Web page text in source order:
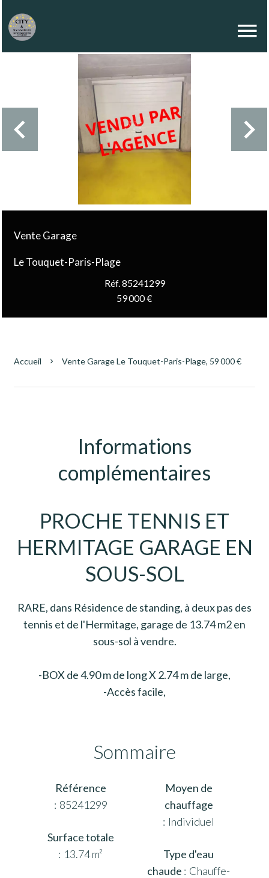
Vente Garage
Le Touquet-Paris-Plage
Réf. 85241299
59 000 €
Accueil Vente Garage Le Touquet-Paris-Plage, 59 000 €
Informations
complémentaires
PROCHE TENNIS ET
HERMITAGE GARAGE EN
SOUS-SOL
RARE, dans Résidence de standing, à deux pas des
tennis et de l'Hermitage, garage de 13.74 m2 en
sous-sol à vendre.
-BOX de 4.90 m de long X 2.74 m de large,
-Accès facile,
Sommaire
Référence
85241299
Surface totale
13.74 m²
Moyen de
chauffage
Individuel
Type d'eau
chaude
Chauffe-